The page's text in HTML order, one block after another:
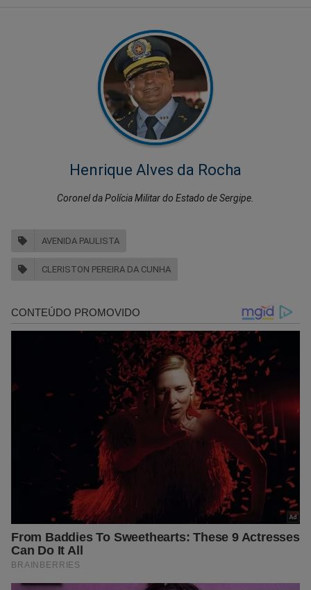
Henrique Alves da Rocha
Coronel da Polícia Militar do Estado de Sergipe.
AVENIDA PAULISTA
CLERISTON PEREIRA DA CUNHA